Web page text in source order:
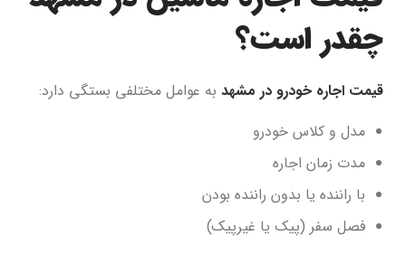
چقدر است؟
قیمت اجاره خودرو در مشهد به عوامل مختلفی بستگی دارد:
مدل و کلاس خودرو
مدت زمان اجاره
با راننده یا بدون راننده بودن
فصل سفر (پیک یا غیرپیک)